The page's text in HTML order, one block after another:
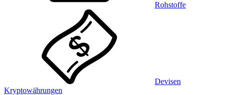
Rohstoffe
Devisen
Kryptowährungen